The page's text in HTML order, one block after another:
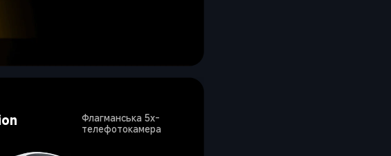
Флагманська 5x-
телефотокамера